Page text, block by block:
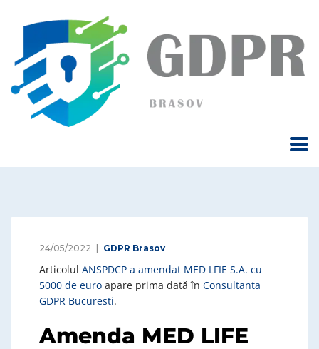
24/05/2022 GDPR Brasov
Articolul ANSPDCP a amendat MED LFIE S.A. cu
5000 de euro apare prima dată în Consultanta
GDPR Bucuresti.
Amenda MED LIFE